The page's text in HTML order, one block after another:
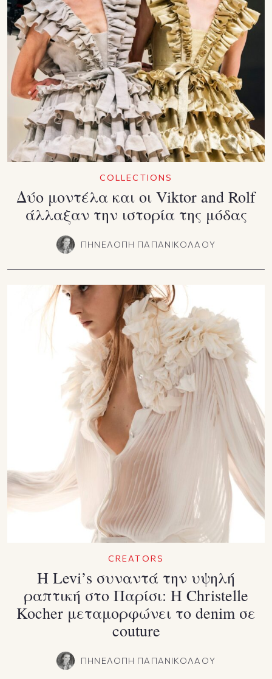
COLLECTIONS
Δύο μοντέλα και οι Viktor and Rolf
άλλαξαν την ιστορία της μόδας
ΠΗΝΕΛΟΠΗ ΠΑΠΑΝΙΚΟΛΑΟΥ
CREATORS
Η Levi’s συναντά την υψηλή
ραπτική στο Παρίσι: Η Christelle
Kocher μεταμορφώνει το denim σε
couture
ΠΗΝΕΛΟΠΗ ΠΑΠΑΝΙΚΟΛΑΟΥ